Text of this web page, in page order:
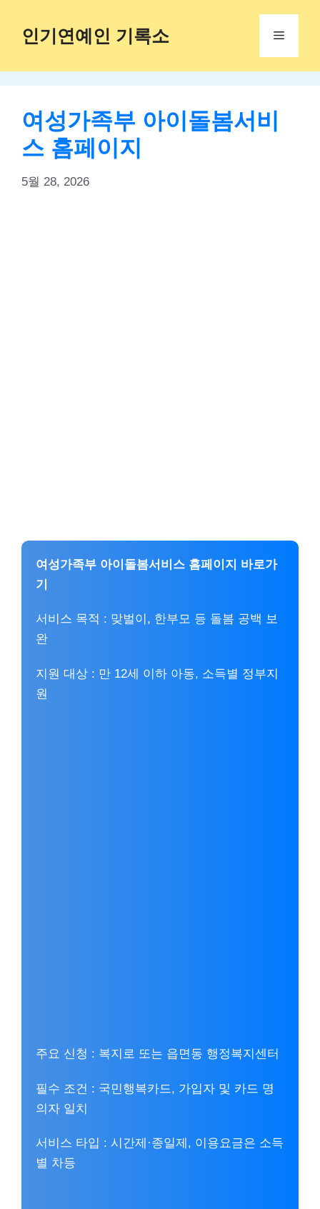
content
인기연예인 기록소 Menu
여성가족부 아이돌봄서비
스 홈페이지
5월 28, 2026
여성가족부 아이돌봄서비스 홈페이지 바로가
기
서비스 목적 : 맞벌이, 한부모 등 돌봄 공백 보
완
지원 대상 : 만 12세 이하 아동, 소득별 정부지
원
주요 신청 : 복지로 또는 읍면동 행정복지센터
필수 조건 : 국민행복카드, 가입자 및 카드 명
의자 일치
서비스 타입 : 시간제·종일제, 이용요금은 소득
별 차등